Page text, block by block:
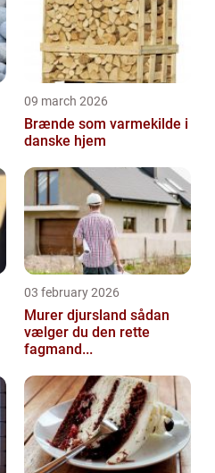
09 march 2026
Brænde som varmekilde i
danske hjem
03 february 2026
Murer djursland sådan
vælger du den rette
fagmand...